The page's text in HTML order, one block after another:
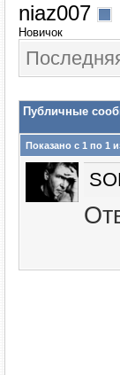
niaz007
Новичок
Публичные
Показано с 1 по 1